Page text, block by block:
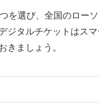
を選び、全国のロー
ジタルチケットはス
きましょう。